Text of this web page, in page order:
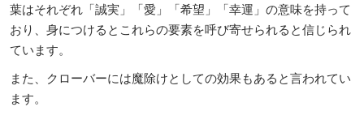
葉はそれぞれ「誠実」「愛」「希望」「幸運」の意味を持って
おり、身につけるとこれらの要素を呼び寄せられると信じられ
ています。
また、クローバーには魔除けとしての効果もあると言われてい
ます。